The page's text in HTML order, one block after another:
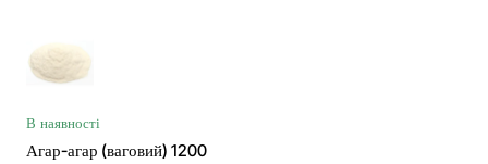
В наявності
Агар-агар (ваговий) 1200